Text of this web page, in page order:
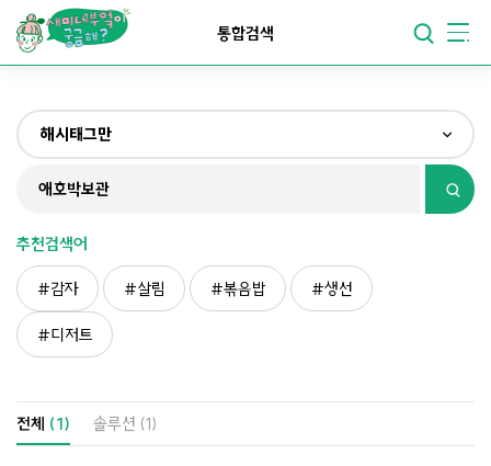
맛있어지는부엌
요리가쉬워지는부엌
통합검색
해시태그만
전체
재료만
해시태그만
추천검색어
감자 살림 볶음밥 생선
디저트
전체 (1) 솔루션 (1)